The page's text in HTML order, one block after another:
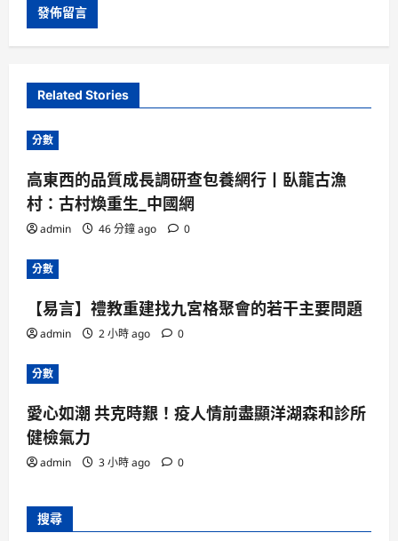
Related Stories
分數
高東西的品質成長調研查包養網行丨臥龍古漁
村：古村煥重生_中國網
admin 46 分鐘 ago 0
分數
【易言】禮教重建找九宮格聚會的若干主要問題
admin 2 小時 ago 0
分數
愛心如潮 共克時艱！疫人情前盡顯洋湖森和診所
健檢氣力
admin 3 小時 ago 0
搜尋